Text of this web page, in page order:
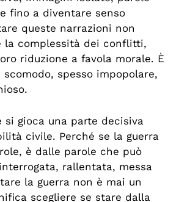
fino a diventare senso
queste narrazioni non
la complessità dei conflitti,
riduzione a favola morale. È
spesso impopolare,
si gioca una parte decisiva
civile. Perché se la guerra
è dalle parole che può
rallentata, messa
la guerra non è mai un
scegliere se stare dalla